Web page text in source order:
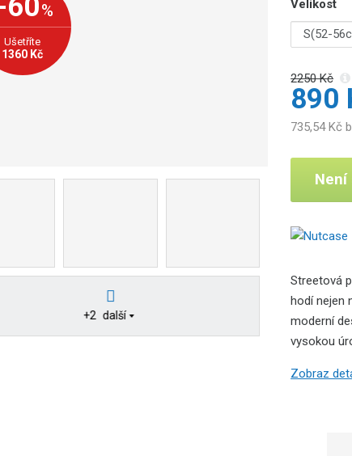
1
9
+2 další
Velikost
60%
Ušetříte
1360 Kč
2250 Kč
890
735,54 Kč
Není
Streetová
hodí nejen
moderní
vysokou
Zobraz